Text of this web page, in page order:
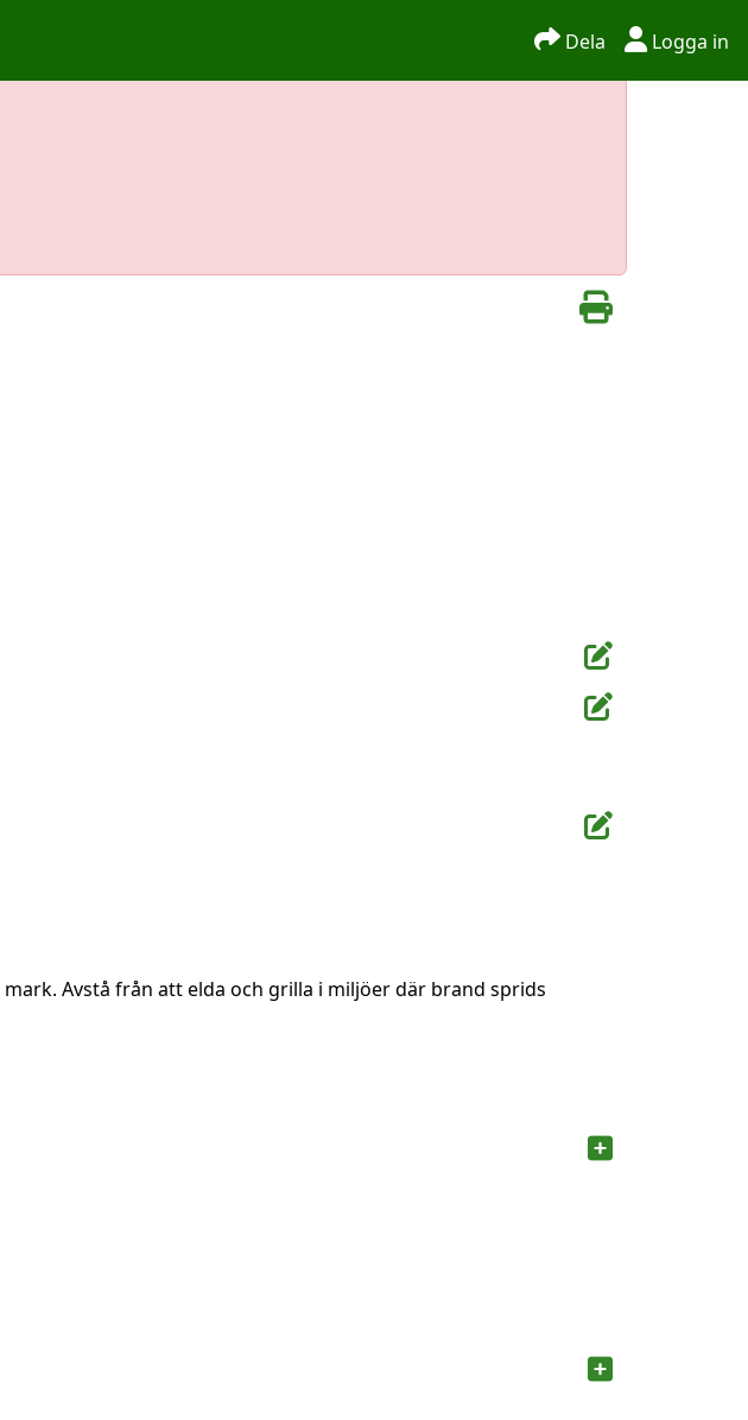
Dela Logga in
Avstå från att elda och grilla i miljöer där brand sprids